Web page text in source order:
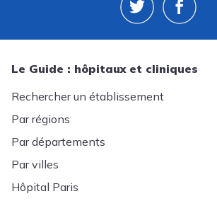
Le Guide : hôpitaux et cliniques
Rechercher un établissement
Par régions
Par départements
Par villes
Hôpital Paris